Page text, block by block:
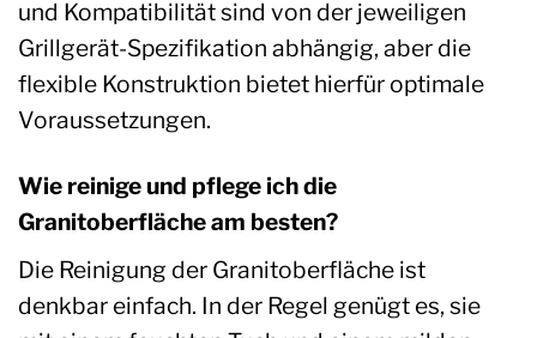
und Kompatibilität sind von der jeweiligen
Grillgerät-Spezifikation abhängig, aber die
flexible Konstruktion bietet hierfür optimale
Voraussetzungen.
Wie reinige und pflege ich die
Granitoberfläche am besten?
Die Reinigung der Granitoberfläche ist
denkbar einfach. In der Regel genügt es, sie